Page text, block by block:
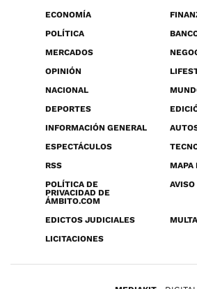
ECONOMÍA
POLÍTICA
MERCADOS
OPINIÓN
NACIONAL
DEPORTES
INFORMACIÓN GENERAL
ESPECTÁCULOS
RSS
MAPA
POLÍTICA DE
PRIVACIDAD DE
ÁMBITO.COM
EDICTOS JUDICIALES
LICITACIONES